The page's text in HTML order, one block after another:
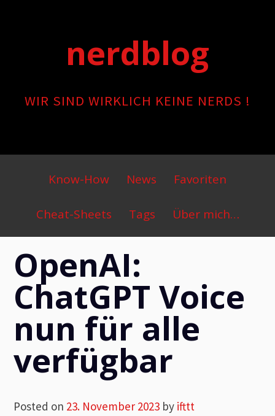
nerdblog
WIR SIND WIRKLICH KEINE NERDS !
Primary
Menu
Know-How News Favoriten
Cheat-Sheets Tags Über mich…
OpenAI:
ChatGPT Voice
nun für alle
verfügbar
Posted on 23. November 2023 by ifttt